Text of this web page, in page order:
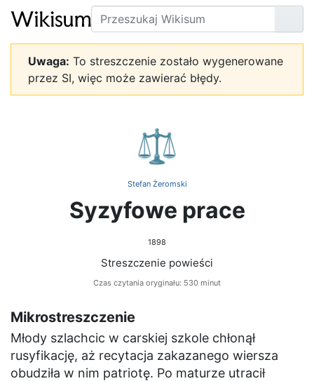
Szukaj
Uwaga: To streszczenie zostało wygenerowane
przez SI, więc może zawierać błędy.
⚖️
Stefan Żeromski
Syzyfowe prace
1898
Streszczenie powieści
Czas czytania oryginału: 530 minut
Mikrostreszczenie
Młody szlachcic w carskiej szkole chłonął
rusyfikację, aż recytacja zakazanego wiersza
obudziła w nim patriotę. Po maturze utracił